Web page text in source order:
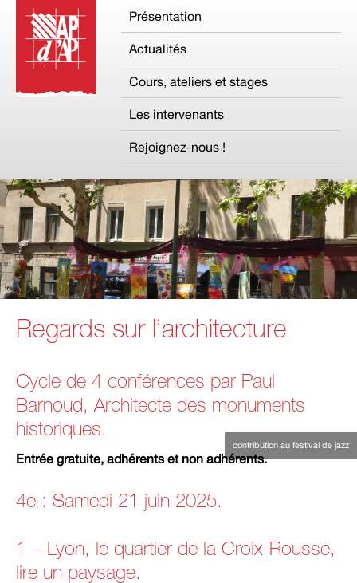
Présentation
Actualités
Cours, ateliers et stages
Les intervenants
Rejoignez-nous !
contribution au festival de jazz
Regards sur l’architecture
Cycle de 4 conférences par Paul
Barnoud, Architecte des monuments
historiques.
Entrée gratuite, adhérents et non adhérents.
4e : Samedi 21 juin 2025.
1 – Lyon, le quartier de la Croix-Rousse,
lire un paysage.